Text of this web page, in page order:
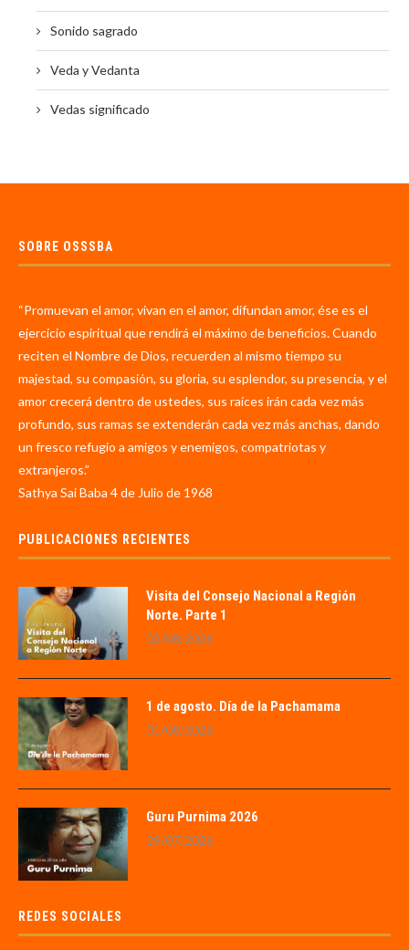
Sonido sagrado
Veda y Vedanta
Vedas significado
SOBRE OSSSBA
“Promuevan el amor, vivan en el amor, difundan amor, ése es el
ejercicio espiritual que rendirá el máximo de beneficios. Cuando
reciten el Nombre de Dios, recuerden al mismo tiempo su
majestad, su compasión, su gloria, su esplendor, su presencia, y el
amor crecerá dentro de ustedes, sus raíces irán cada vez más
profundo, sus ramas se extenderán cada vez más anchas, dando
un fresco refugio a amigos y enemigos, compatriotas y
extranjeros.”
Sathya Sai Baba 4 de Julio de 1968
PUBLICACIONES RECIENTES
Visita del Consejo Nacional a Región
Norte. Parte 1
02/08/2026
1 de agosto. Día de la Pachamama
01/08/2026
Guru Purnima 2026
29/07/2026
REDES SOCIALES